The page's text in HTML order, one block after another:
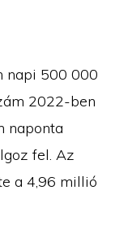
napi 500 000
2022-ben
naponta
fel. Az
a 4,96 millió